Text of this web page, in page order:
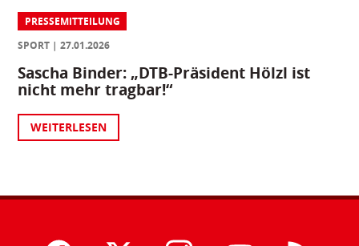
PRESSEMITTEILUNG
SPORT
27.01.2026
Sascha Binder: „DTB-Präsident Hölzl ist
nicht mehr tragbar!“
WEITERLESEN